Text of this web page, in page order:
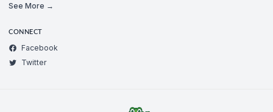
See More →
CONNECT
Facebook
Twitter